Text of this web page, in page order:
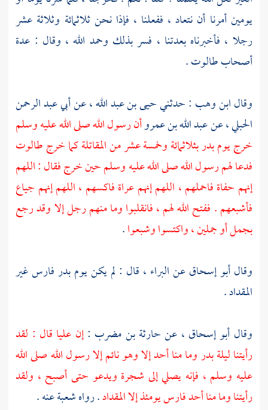
يومين أمرنا أن نتعاد ، ففعلنا ، فإذا نحن ثلاثمائة وثلاثة عشر
رجلا ، فأخبرناه بعدتنا ، فسر بذلك وحمد الله ، وقال : عدة
أصحابطالوت.
وقالابن وهب : حدثنيحيى بن عبد الله ،عنأبي عبد الرحمن
الحبلي ،عنعبد الله بن عمروأن رسول الله صلى الله عليه وسلم
خرج يوم بدر بثلاثمائة وخمسة عشر من المقاتلة كما خرجطالوت
فدعا لهم رسول الله صلى الله عليه وسلم حين خرج فقال : اللهم
إنهم حفاة فاحملهم ، اللهم إنهم عراة فاكسهم ، اللهم إنهم جياع
فأشبعهم . ففتح الله لهم ، فانقلبوا وما منهم رجل إلا وقد رجع
بجمل أو جملين ، واكتسوا وشبعوا.
وقالأبو إسحاقعنالبراء ، قال : لم يكن يومبدرفارس غير
المقداد.
وقال أبو إسحاق ، عنحارثة بن مضرب :إن عليا قال : لقد
رأيتنا ليلةبدروما منا أحد إلا وهو نائم إلا رسول الله صلى الله
عليه وسلم ، فإنه يصلي إلى شجرة ويدعو حتى أصبح ، ولقد
رأيتنا وما منا أحد فارس يومئذ إلاالمقداد. رواهشعبةعنه .